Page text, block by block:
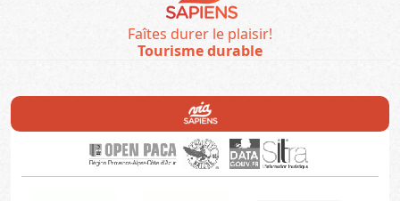
Faîtes durer le plaisir!
Tourisme durable